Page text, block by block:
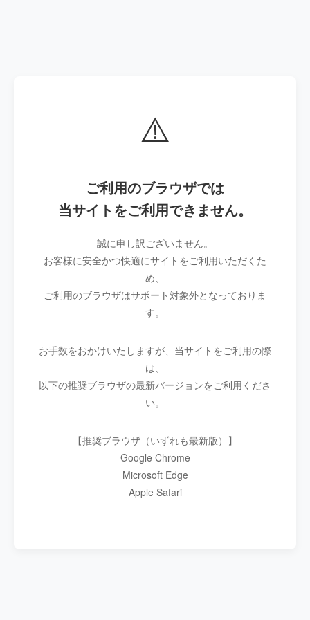
⚠️
ご利用のブラウザでは
当サイトをご利用できません。
誠に申し訳ございません。
お客様に安全かつ快適にサイトをご利用いただくた
め、
ご利用のブラウザはサポート対象外となっておりま
す。
お手数をおかけいたしますが、当サイトをご利用の際
は、
以下の推奨ブラウザの最新バージョンをご利用くださ
い。
【推奨ブラウザ（いずれも最新版）】
Google Chrome
Microsoft Edge
Apple Safari